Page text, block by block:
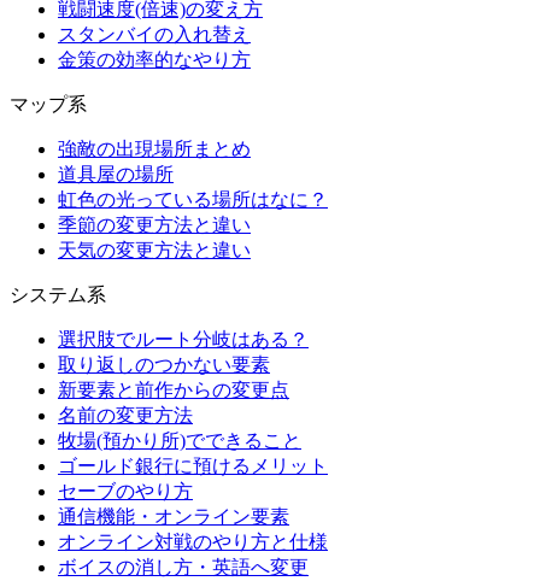
戦闘速度(倍速)の変え方
スタンバイの入れ替え
金策の効率的なやり方
マップ系
強敵の出現場所まとめ
道具屋の場所
虹色の光っている場所はなに？
季節の変更方法と違い
天気の変更方法と違い
システム系
選択肢でルート分岐はある？
取り返しのつかない要素
新要素と前作からの変更点
名前の変更方法
牧場(預かり所)でできること
ゴールド銀行に預けるメリット
セーブのやり方
通信機能・オンライン要素
オンライン対戦のやり方と仕様
ボイスの消し方・英語へ変更